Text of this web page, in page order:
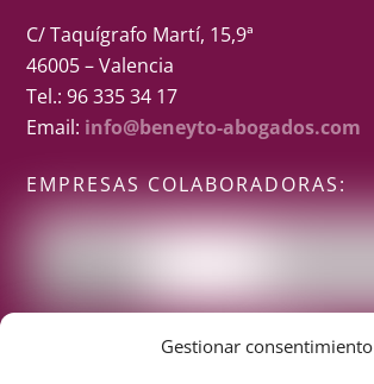
Gestionar consentimiento
C/ Taquígrafo Martí, 15,9ª
46005 – Valencia
Tel.: 96 335 34 17
Email: info@beneyto-abogados.com
EMPRESAS COLABORADORAS: